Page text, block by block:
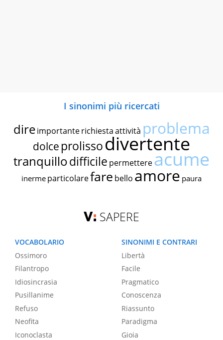
I sinonimi più ricercati
dire importante richiestaattività problema
dolce prolissodivertente
tranquillodifficile permettereacume
inerme particolarefare bello amore paura
SAPERE
VOCABOLARIO
Ossimoro
Filantropo
Idiosincrasia
Pusillanime
Refuso
Neofita
Iconoclasta
SINONIMI E CONTRARI
Libertà
Facile
Pragmatico
Conoscenza
Riassunto
Paradigma
Gioia